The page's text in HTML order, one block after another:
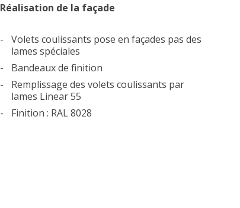
Réalisation de la façade
Volets coulissants pose en façades pas des
lames spéciales
Bandeaux de finition
Remplissage des volets coulissants par
lames Linear 55
Finition : RAL 8028